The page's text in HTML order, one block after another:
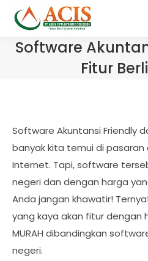
Software
Fitur
Software Akuntansi Friendly
banyak kita temui di pasaran
Internet. Tapi, software
negeri dan dengan harga
Anda jangan khawatir!
yang kaya akan fitur dengan
MURAH dibandingkan
negeri.